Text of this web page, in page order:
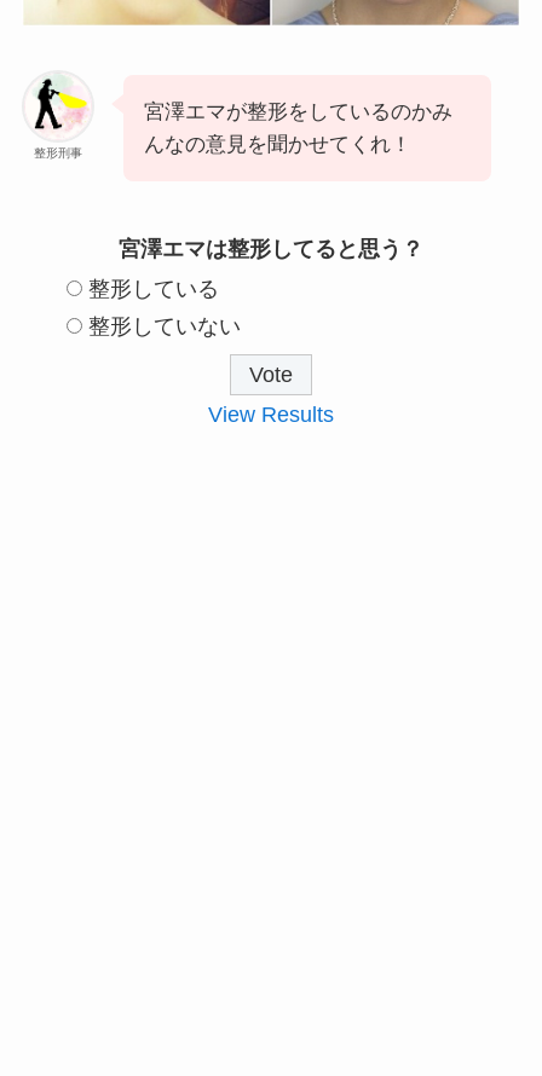
整形刑事
宮澤エマが整形をしているのかみ
んなの意見を聞かせてくれ！
宮澤エマは整形してると思う？
整形している
整形していない
View Results